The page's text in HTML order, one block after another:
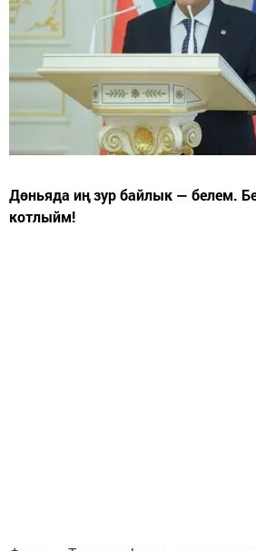
Дөньяда иң зур байлык — белем.
котлыйм!